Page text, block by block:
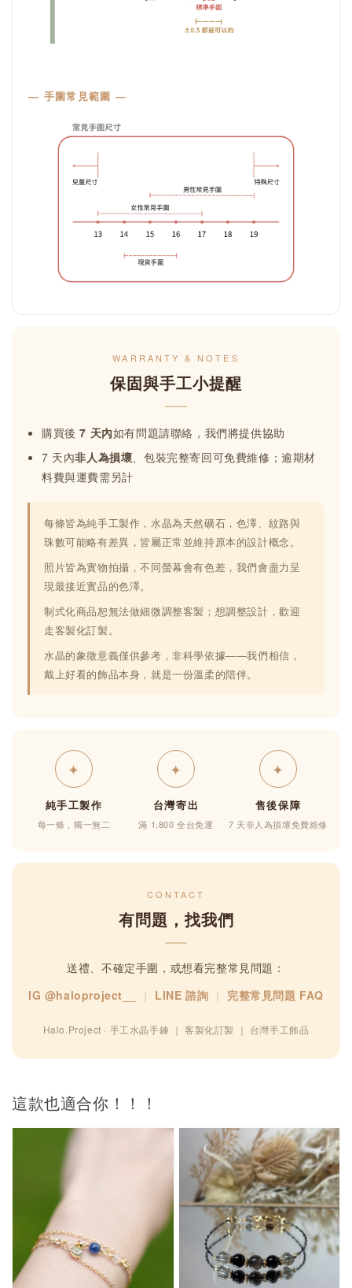
— 手圍常見範圍 —
WARRANTY & NOTES
保固與手工小提醒
購買後7 天內如有問題請聯絡，我們將提供協助
7 天內非人為損壞、包裝完整寄回可免費維修；逾期材
料費與運費需另計
每條皆為純手工製作，水晶為天然礦石，色澤、紋路與
珠數可能略有差異，皆屬正常並維持原本的設計概念。
照片皆為實物拍攝，不同螢幕會有色差，我們會盡力呈
現最接近實品的色澤。
制式化商品恕無法做細微調整客製；想調整設計，歡迎
走客製化訂製。
水晶的象徵意義僅供參考，非科學依據——我們相信，
戴上好看的飾品本身，就是一份溫柔的陪伴。
✦
純手工製作
每一條，獨一無二
✦
台灣寄出
滿 1,800 全台免運
✦
售後保障
7 天非人為損壞免費維修
CONTACT
有問題，找我們
送禮、不確定手圍，或想看完整常見問題：
IG @haloproject__
｜ LINE 諮詢 ｜ 完整常見問題 FAQ
Halo.Project · 手工水晶手鍊 ｜ 客製化訂製 ｜ 台灣手工飾品
這款也適合你！！！